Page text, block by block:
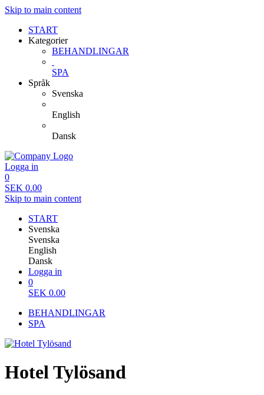
Skip to main content
START
Kategorier
BEHANDLINGAR
SPA
Språk
Svenska
English
Dansk
Logga in
0
SEK 0.00
Skip to main content
START
Svenska
Svenska
English
Dansk
Logga in
0
SEK 0.00
BEHANDLINGAR
SPA
Hotel Tylösand